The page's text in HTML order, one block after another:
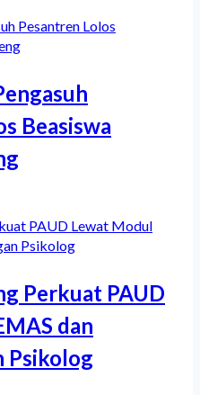
Beasiswa
Perkuat PAUD
dan
Psikolog